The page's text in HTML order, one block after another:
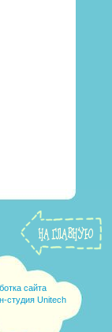
сайта
студия Unitech